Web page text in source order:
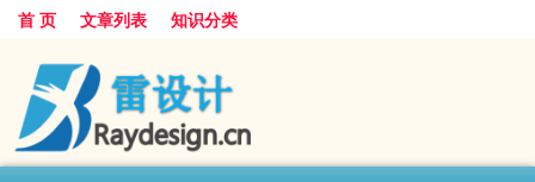
首 页 文章列表 知识分类